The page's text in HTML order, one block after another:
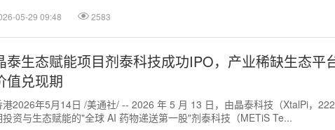
05-29 09:48 2583
泰生态赋能项目剂泰科技成功IPO，产业稀缺生态平
值兑现期
港2026年5月14日 /美通社/ -- 2026 年 5 月 13 日，由晶泰科技（XtalPi，
投资与生态赋能的"全球 AI 药物递送第一股"剂泰科技（METiS Te...